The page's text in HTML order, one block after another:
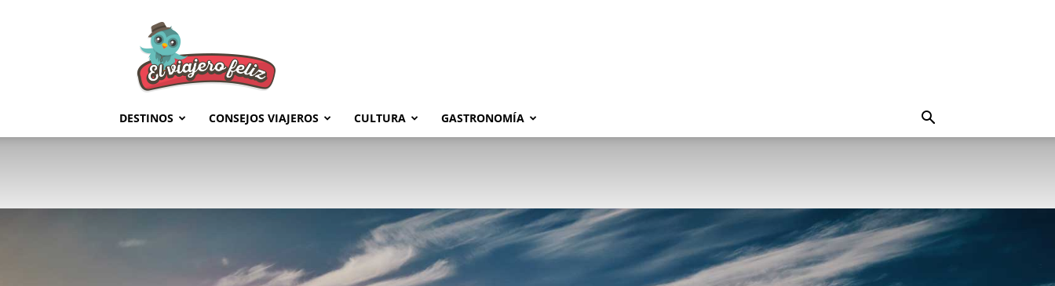
Feliz
DESTINOS CONSEJOS VIAJEROS CULTURA GASTRONOMÍA